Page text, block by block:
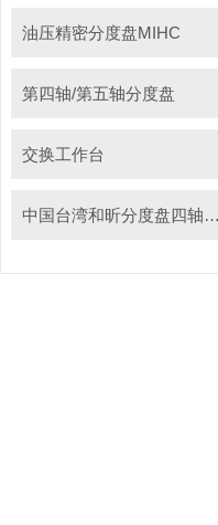
油压精密分度盘MIHC
第四轴/第五轴分度盘
交换工作台
中国台湾和昕分度盘四轴转台